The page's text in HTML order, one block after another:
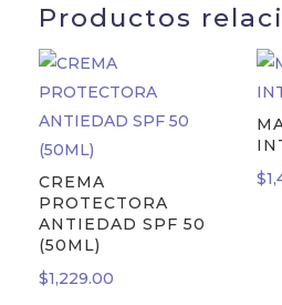
Productos
CREMA
PROTECTORA
ANTIEDAD SPF 50
(50ML)
$1,229.00
$